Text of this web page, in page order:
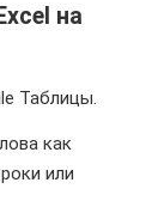
на
Таблицы.
как
или